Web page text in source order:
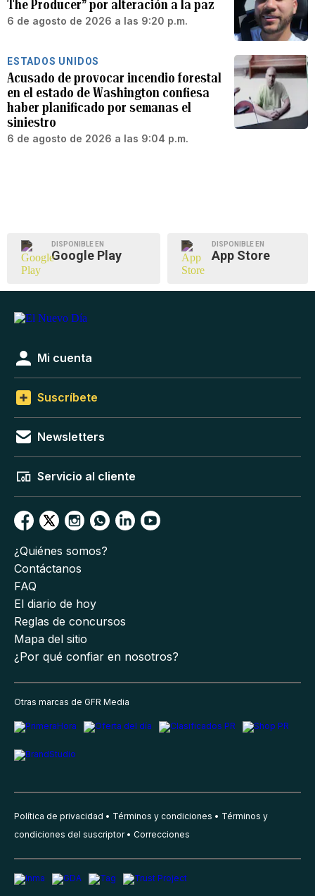
The Producer” por alteración a la paz
6 de agosto de 2026 a las 9:20 p.m.
ESTADOS UNIDOS
Acusado de provocar incendio forestal
en el estado de Washington confiesa
haber planificado por semanas el
siniestro
6 de agosto de 2026 a las 9:04 p.m.
DISPONIBLE EN
Google Play
DISPONIBLE EN
App Store
Mi cuenta
Suscríbete
Newsletters
Servicio al cliente
¿Quiénes somos?
Contáctanos
FAQ
El diario de hoy
Reglas de concursos
Mapa del sitio
¿Por qué confiar en nosotros?
Otras marcas de GFR Media
Política de privacidad Términos y condiciones
Términos y
condiciones del suscriptor
Correcciones